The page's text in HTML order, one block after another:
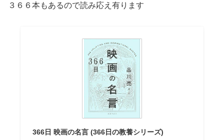
３６６本もあるので読み応え有ります
366日 映画の名言 (366日の教養シリーズ)